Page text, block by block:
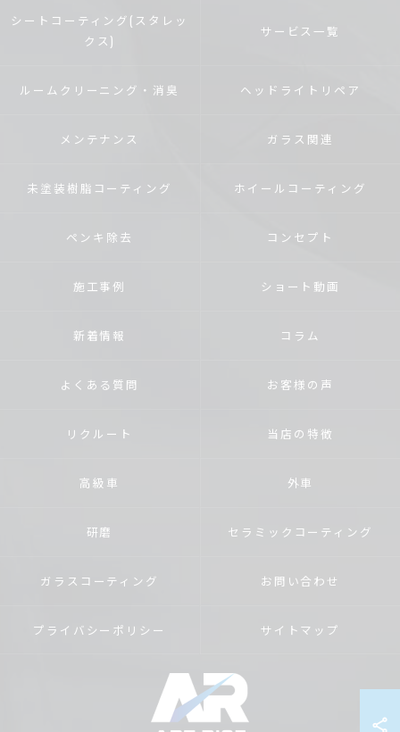
シートコーティング(スタレッ
クス)
サービス一覧
ルームクリーニング・消臭 ヘッドライトリペア
メンテナンス ガラス関連
未塗装樹脂コーティング ホイールコーティング
ペンキ除去 コンセプト
施工事例 ショート動画
新着情報 コラム
よくある質問 お客様の声
リクルート 当店の特徴
高級車 外車
研磨 セラミックコーティング
ガラスコーティング お問い合わせ
プライバシーポリシー サイトマップ